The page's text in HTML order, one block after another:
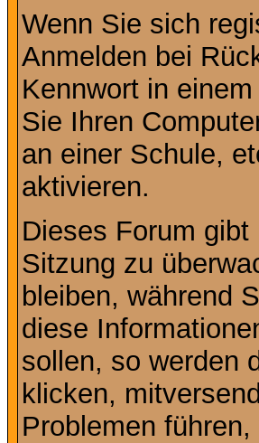
Wenn Sie sich
Anmelden bei
Kennwort in
Sie Ihren
an einer Schule,
aktivieren.
Dieses Forum
Sitzung zu
bleiben, während
diese
sollen, so werden
klicken,
Problemen